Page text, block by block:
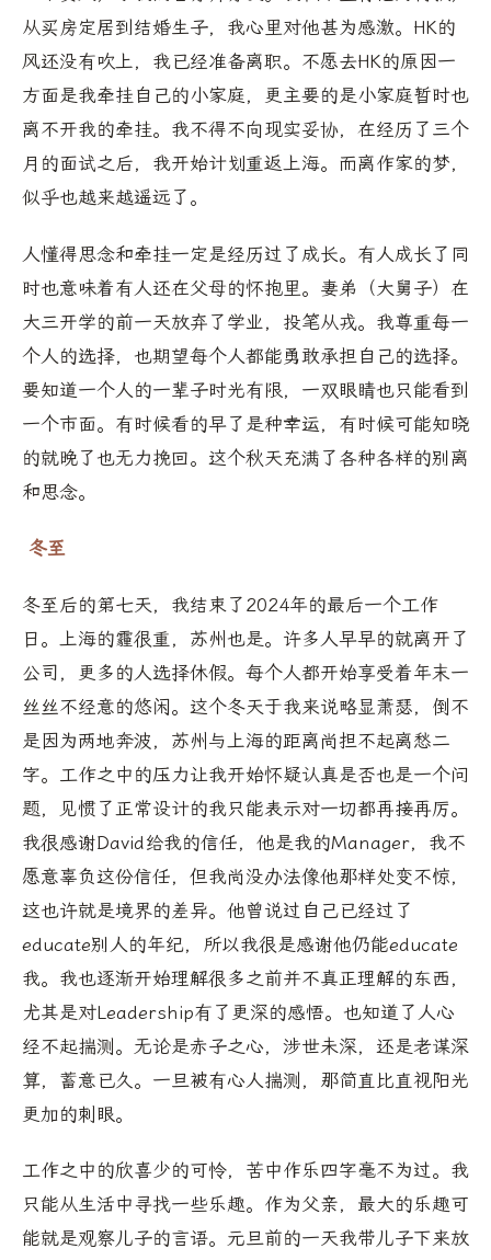
从买房定居到结婚生子，我心里对他甚为感激。HK的
风还没有吹上，我已经准备离职。不愿去HK的原因一
方面是我牵挂自己的小家庭，更主要的是小家庭暂时也
离不开我的牵挂。我不得不向现实妥协，在经历了三个
月的面试之后，我开始计划重返上海。而离作家的梦，
似乎也越来越遥远了。
人懂得思念和牵挂一定是经历过了成长。有人成长了同
时也意味着有人还在父母的怀抱里。妻弟（大舅子）在
大三开学的前一天放弃了学业，投笔从戎。我尊重每一
个人的选择，也期望每个人都能勇敢承担自己的选择。
要知道一个人的一辈子时光有限，一双眼睛也只能看到
一个市面。有时候看的早了是种幸运，有时候可能知晓
的就晚了也无力挽回。这个秋天充满了各种各样的别离
和思念。
冬至
冬至后的第七天，我结束了2024年的最后一个工作
日。上海的霾很重，苏州也是。许多人早早的就离开了
公司，更多的人选择休假。每个人都开始享受着年末一
丝丝不经意的悠闲。这个冬天于我来说略显萧瑟，倒不
是因为两地奔波，苏州与上海的距离尚担不起离愁二
字。工作之中的压力让我开始怀疑认真是否也是一个问
题，见惯了正常设计的我只能表示对一切都再接再厉。
我很感谢David给我的信任，他是我的Manager，我不
愿意辜负这份信任，但我尚没办法像他那样处变不惊，
这也许就是境界的差异。他曾说过自己已经过了
educate别人的年纪，所以我很是感谢他仍能educate
我。我也逐渐开始理解很多之前并不真正理解的东西，
尤其是对Leadership有了更深的感悟。也知道了人心
经不起揣测。无论是赤子之心，涉世未深，还是老谋深
算，蓄意已久。一旦被有心人揣测，那简直比直视阳光
更加的刺眼。
工作之中的欣喜少的可怜，苦中作乐四字毫不为过。我
只能从生活中寻找一些乐趣。作为父亲，最大的乐趣可
能就是观察儿子的言语。元旦前的一天我带儿子下来放